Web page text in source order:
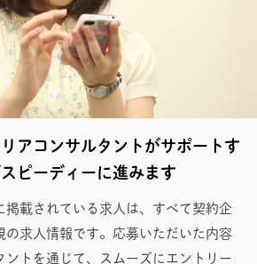
アコンサルタントがサポートす
ピーディーに進みます
掲載されている求人は、すべて契約企
の求人情報です。応募いただいた内容
ントを通じて、スムーズにエントリー